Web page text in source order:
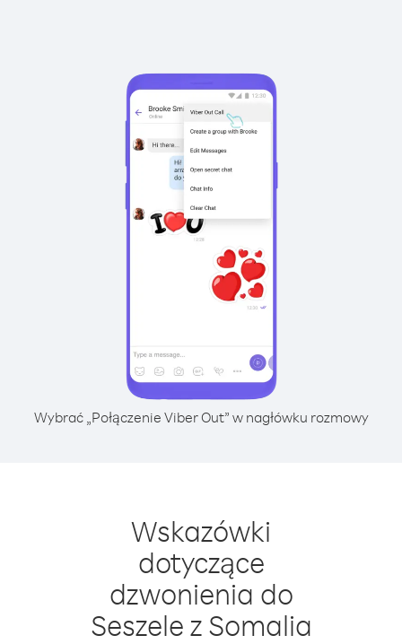
Wybrać „Połączenie Viber Out” w nagłówku rozmowy
Wskazówki
dotyczące
dzwonienia do
Seszele z Somalia